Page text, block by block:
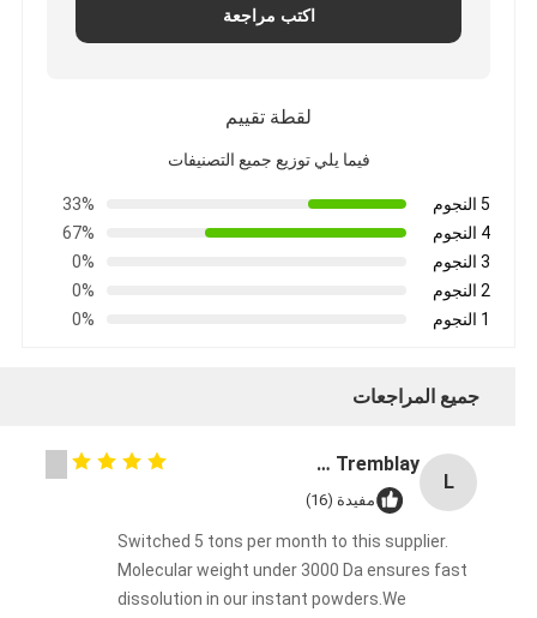
اكتب مراجعة
لقطة تقييم
فيما يلي توزيع جميع التصنيفات
5 النجوم
33%
4 النجوم
67%
3 النجوم
0%
2 النجوم
0%
1 النجوم
0%
جميع المراجعات
L
Lisa Tremblay
مفيدة (16)
Switched 5 tons per month to this supplier.
Molecular weight under 3000 Da ensures fast
dissolution in our instant powders.We